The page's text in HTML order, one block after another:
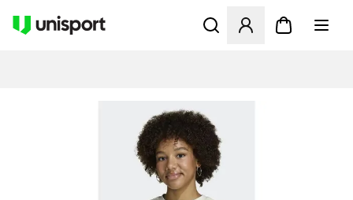
Åbner en Modal til at